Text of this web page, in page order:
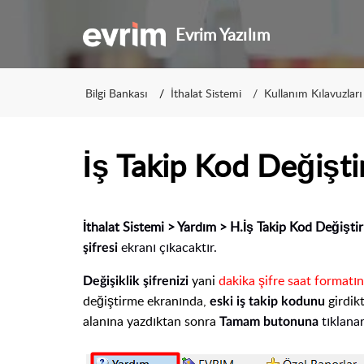
Evrim Yazılım
Bilgi Bankası İthalat Sistemi Kullanım Kılavuzları
İş Takip Kod
İthalat Sistemi > Yardım > H.İş Takip Kod
şifresi ekranı çıkacaktır.
Değişiklik şifrenizi yani dakika şifre saat
değiştirmeekranında, eski iş takip kodunu
alanına yazdıktan sonra Tamam butonuna